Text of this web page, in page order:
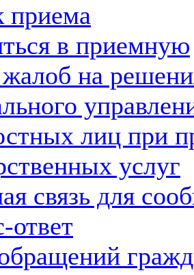
приема
в приемную
на
лиц при
услуг
связь для
ответ